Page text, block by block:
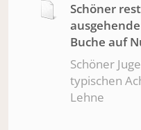
Schöner
Buche auf
Schöner
typischen
Lehne